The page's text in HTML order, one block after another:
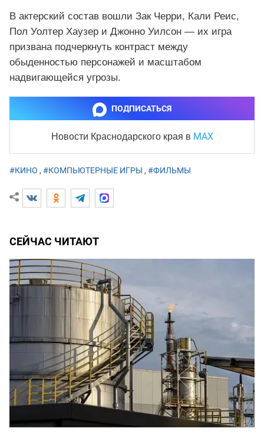
В актерский состав вошли Зак Черри, Кали Реис,
Пол Уолтер Хаузер и Джонно Уилсон — их игра
призвана подчеркнуть контраст между
обыденностью персонажей и масштабом
надвигающейся угрозы.
ПОДПИСАТЬСЯ
Новости Краснодарского края в MAX
#КИНО , #КОМПЬЮТЕРНЫЕ ИГРЫ , #ФИЛЬМЫ
СЕЙЧАС ЧИТАЮТ